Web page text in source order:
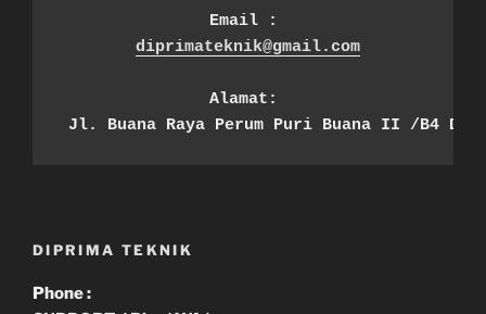
Email :
diprimateknik@gmail.com
Alamat:
Jl. Buana Raya Perum Puri Buana II /B4
DIPRIMA TEKNIK
Phone :